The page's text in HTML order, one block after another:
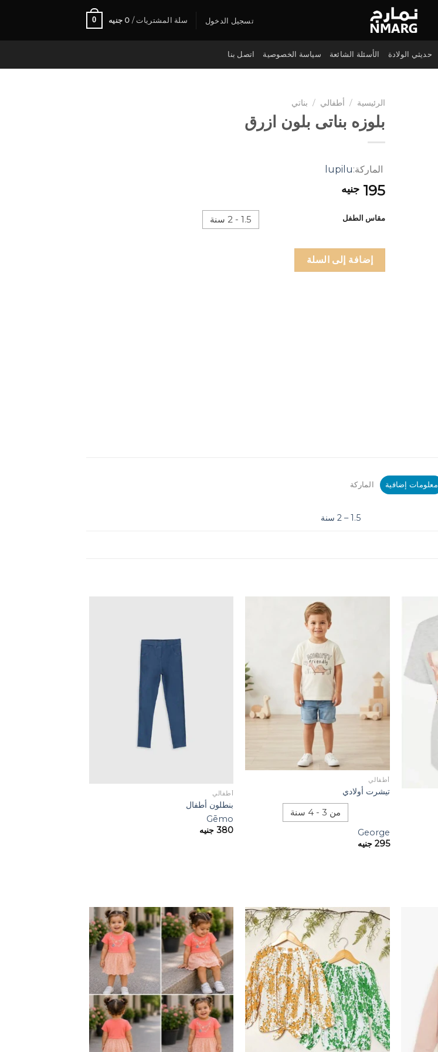
تسجيل الدخول سلة المشتريات / 0 جنيه 0
حديثي الولادة الأسئلة الشائعة سياسة الخصوصية اتصل بنا
الرئيسية / أطفالي / بناتي
بلوزه بناتى بلون ازرق
الماركة:lupilu
195 جنيه
مقاس الطفل 1.5 - 2 سنة
إضافة إلى السلة
معلومات إضافية الماركة
1.5 – 2 سنة
أطفالي
تيشرت أولادي
من 3 - 4 سنة
George
295 جنيه
أطفالي
بنطلون أطفال
Gēmo
380 جنيه